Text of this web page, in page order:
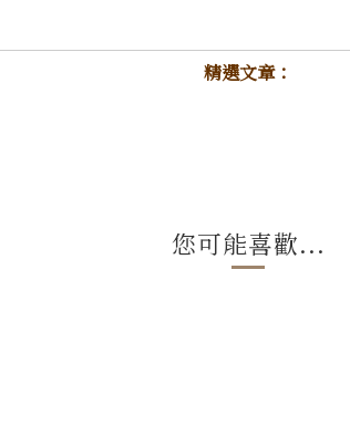
精選文章：
您可能喜歡...